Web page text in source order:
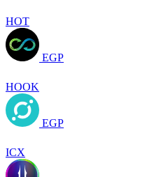
HOT
EGP
HOOK
EGP
ICX